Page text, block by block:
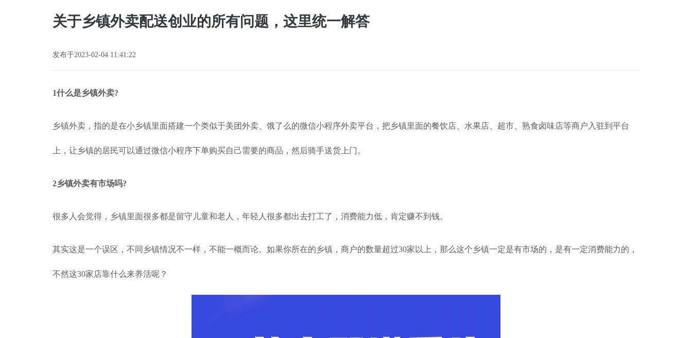
关于乡镇外卖配送创业的所有问题，这里统一解答
发布于2023-02-04 11:41:22
1什么是乡镇外卖?
乡镇外卖，指的是在小乡镇里面搭建一个类似于美团外卖、饿了么的微信小程序外卖平台，把乡镇里面的餐饮店、水果店、超市、熟食卤味店等商户入驻到平台
上，让乡镇的居民可以通过微信小程序下单购买自己需要的商品，然后骑手送货上门。
2乡镇外卖有市场吗?
很多人会觉得，乡镇里面很多都是留守儿童和老人，年轻人很多都出去打工了，消费能力低，肯定赚不到钱。
其实这是一个误区，不同乡镇情况不一样，不能一概而论。如果你所在的乡镇，商户的数量超过30家以上，那么这个乡镇一定是有市场的，是有一定消费能力的，
不然这30家店靠什么来养活呢？